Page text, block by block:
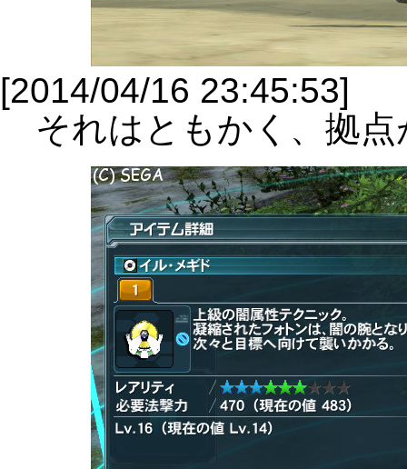
[2014/04/16 23:45:53]
それはともかく、拠点